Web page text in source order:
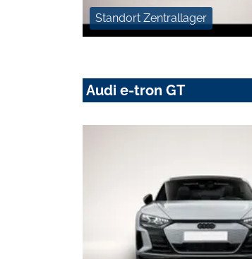
Standort Zentrallager
Audi e-tron GT